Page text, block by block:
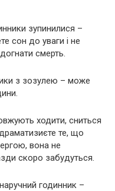
зупинилися –
сон до уваги і не
смерть.
з зозулею – може
ходити, сниться
те, що
вона не
скоро забудуться.
годинник –